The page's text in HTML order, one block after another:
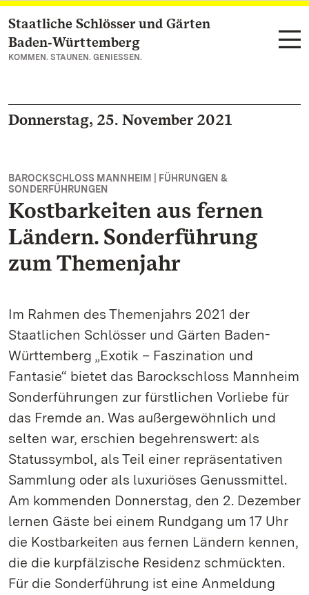
Zum Hauptinhalt springen
Staatliche Schlösser und Gärten
Baden‑Württemberg
KOMMEN. STAUNEN. GENIESSEN.
Donnerstag, 25. November 2021
BAROCKSCHLOSS MANNHEIM | FÜHRUNGEN &
SONDERFÜHRUNGEN
Kostbarkeiten aus fernen
Ländern. Sonderführung
zum Themenjahr
Im Rahmen des Themenjahrs 2021 der
Staatlichen Schlösser und Gärten Baden-
Württemberg „Exotik – Faszination und
Fantasie“ bietet das Barockschloss Mannheim
Sonderführungen zur fürstlichen Vorliebe für
das Fremde an. Was außergewöhnlich und
selten war, erschien begehrenswert: als
Statussymbol, als Teil einer repräsentativen
Sammlung oder als luxuriöses Genussmittel.
Am kommenden Donnerstag, den 2. Dezember
lernen Gäste bei einem Rundgang um 17 Uhr
die Kostbarkeiten aus fernen Ländern kennen,
die die kurpfälzische Residenz schmückten.
Für die Sonderführung ist eine Anmeldung